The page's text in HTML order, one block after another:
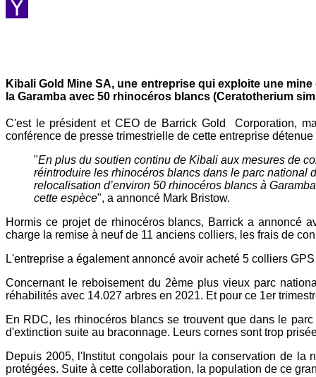
Viber
Kibali Gold Mine SA, une entreprise qui exploite une
la Garamba avec 50 rhinocéros blancs (Ceratotherium
C'est le président et CEO de Barrick Gold Corporation,
conférence de presse trimestrielle de cette entreprise
"En plus du soutien continu de Kibali aux mesures de
réintroduire les rhinocéros blancs dans le parc national
relocalisation d’environ 50 rhinocéros blancs à
cette espèce", a annoncé Mark Bristow.
Hormis ce projet de rhinocéros blancs, Barrick a annoncé
charge la remise à neuf de 11 anciens colliers, les frais de
L'entreprise a également annoncé avoir acheté 5 colliers
Concernant le reboisement du 2ème plus vieux parc
réhabilités avec 14.027 arbres en 2021. Et pour ce 1er
En RDC, les rhinocéros blancs se trouvent que dans le
d'extinction suite au braconnage. Leurs cornes sont trop
Depuis 2005, l'Institut congolais pour la conservation de
protégées. Suite à cette collaboration, la population de ce